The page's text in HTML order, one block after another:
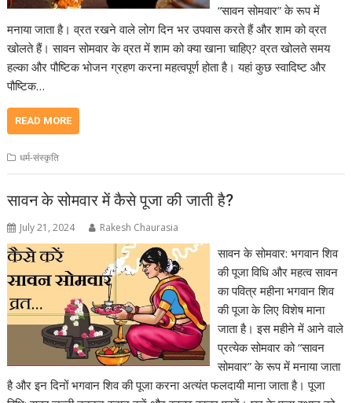
“सावन सोमवार” के रूप में
मनाया जाता है। व्रत रखने वाले लोग दिन भर उपवास करते हैं और शाम को व्रत
खोलते हैं। सावन सोमवार के व्रत में शाम को क्या खाना चाहिए? व्रत खोलते समय
हल्का और पौष्टिक भोजन ग्रहण करना महत्वपूर्ण होता है। यहां कुछ स्वादिष्ट और
पौष्टिक…
READ MORE
धर्म-संस्कृति
सावन के सोमवार में कैसे पूजा की जाती है?
July 21, 2024 Rakesh Chaurasia
सावन के सोमवार: भगवान शिव
की पूजा विधि और महत्व सावन
का पवित्र महीना भगवान शिव
की पूजा के लिए विशेष माना
जाता है। इस महीने में आने वाले
प्रत्येक सोमवार को “सावन
सोमवार” के रूप में मनाया जाता
है और इन दिनों भगवान शिव की पूजा करना अत्यंत फलदायी माना जाता है। पूजा